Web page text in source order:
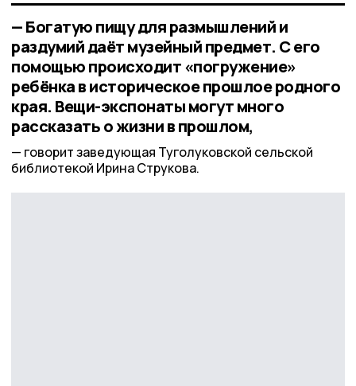
— Богатую пищу для размышлений и
раздумий даёт музейный предмет. С его
помощью происходит «погружение»
ребёнка в историческое прошлое родного
края. Вещи-экспонаты могут много
рассказать о жизни в прошлом,
говорит заведующая Туголуковской сельской
библиотекой Ирина Струкова.